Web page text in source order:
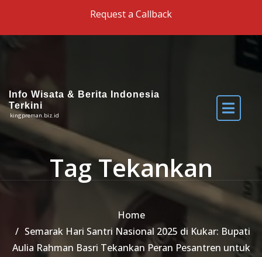
Request a Callback
Info Wisata & Berita Indonesia
Terkini
kingpreman.biz.id
Tag Tekankan
Home
Semarak Hari Santri Nasional 2025 di Kukar: Bupati
Aulia Rahman Basri Tekankan Peran Pesantren untuk